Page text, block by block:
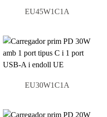
EU45W1C1A
EU30W1C1A